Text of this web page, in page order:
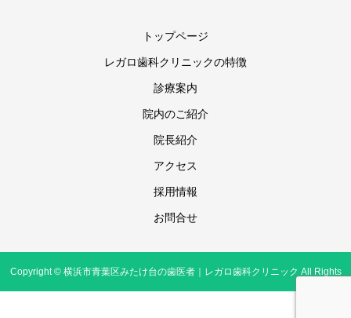
トップページ
レガロ歯科クリニックの特徴
診療案内
院内のご紹介
院長紹介
アクセス
採用情報
お問合せ
Copyright © 横浜市青葉区みたけ台の歯医者｜レガロ歯科クリニック All Rights